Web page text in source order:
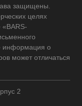
защищены.
целях
информация о
может отличаться
2